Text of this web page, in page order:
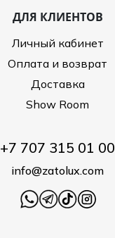
ДЛЯ КЛИЕНТОВ
Личный кабинет
Оплата и возврат
Доставка
Show Room
+7 707 315 01 00
info@zatolux.com